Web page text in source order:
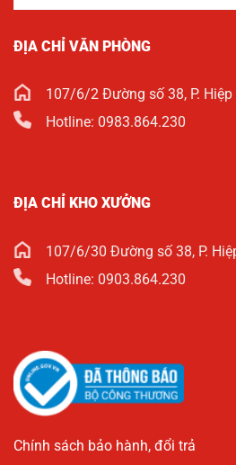
ĐỊA CHỈ VĂN PHÒNG
107/6/2 Đường số 38, P. Hiệp
Hotline: 0983.864.230
ĐỊA CHỈ KHO XƯỞNG
107/6/30 Đường số 38, P.
Hotline: 0903.864.230
Chính sách bảo hành, đổi trả